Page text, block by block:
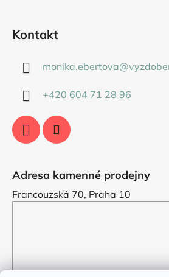
Kontakt
monika.ebertova@
+420 604 71 28 96
Adresa kamenné prodejny
Francouzská 70, Praha 10